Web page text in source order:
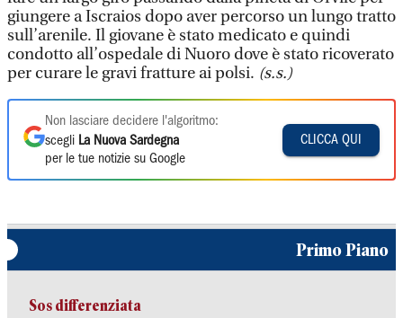
giungere a Iscraios dopo aver percorso un lungo tratto
sull’arenile. Il giovane è stato medicato e quindi
condotto all’ospedale di Nuoro dove è stato ricoverato
per curare le gravi fratture ai polsi. (s.s.)
Non lasciare decidere l'algoritmo:
scegli La Nuova Sardegna
per le tue notizie su Google
CLICCA QUI
Primo Piano
Sos differenziata